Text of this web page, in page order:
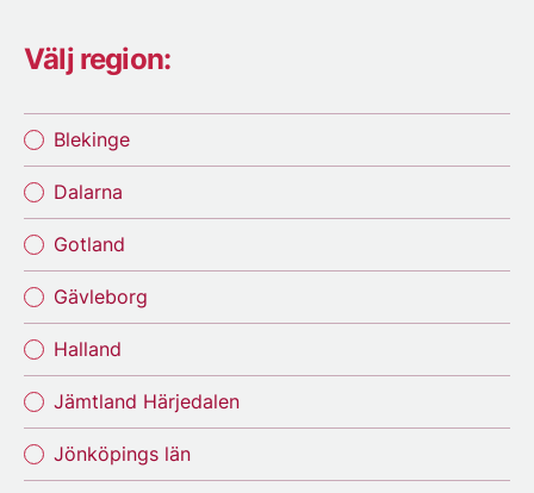
Välj region:
Blekinge
Dalarna
Gotland
Gävleborg
Halland
Jämtland Härjedalen
Jönköpings län